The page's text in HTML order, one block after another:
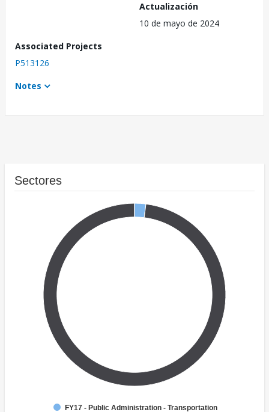
Actualización
10 de mayo de 2024
Associated Projects
P513126
Notes
Sectores
FY17 - Public Administration - Transportation